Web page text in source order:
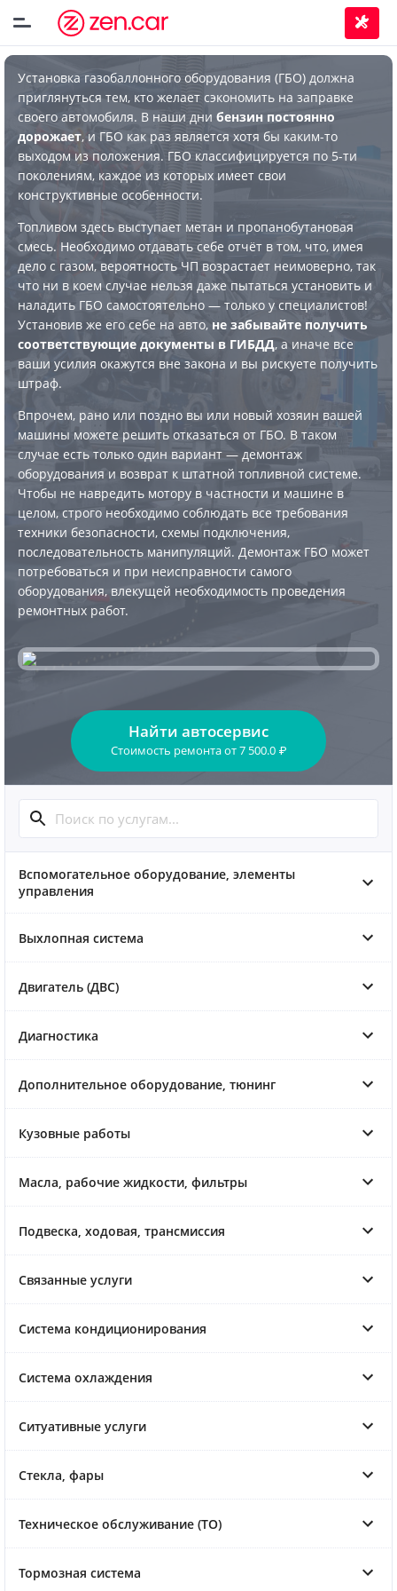
Установка газобаллонного оборудования (ГБО) должна
приглянуться тем, кто желает сэкономить на заправке
своего автомобиля. В наши дни бензин постоянно
дорожает, и ГБО как раз является хотя бы каким-то
выходом из положения. ГБО классифицируется по 5-ти
поколениям, каждое из которых имеет свои
конструктивные особенности.
Топливом здесь выступает метан и пропанобутановая
смесь. Необходимо отдавать себе отчёт в том, что, имея
дело с газом, вероятность ЧП возрастает неимоверно, так
что ни в коем случае нельзя даже пытаться установить и
наладить ГБО самостоятельно — только у специалистов!
Установив же его себе на авто, не забывайте получить
соответствующие документы в ГИБДД, а иначе все
ваши усилия окажутся вне закона и вы рискуете получить
штраф.
Впрочем, рано или поздно вы или новый хозяин вашей
машины можете решить отказаться от ГБО. В таком
случае есть только один вариант — демонтаж
оборудования и возврат к штатной топливной системе.
Чтобы не навредить мотору в частности и машине в
целом, строго необходимо соблюдать все требования
техники безопасности, схемы подключения,
последовательность манипуляций. Демонтаж ГБО может
потребоваться и при неисправности самого
оборудования, влекущей необходимость проведения
ремонтных работ.
Найти автосервис
Стоимость ремонтаот7 500.0 ₽
Вспомогательное оборудование, элементы
управления
Выхлопная система
Двигатель (ДВС)
Диагностика
Дополнительное оборудование, тюнинг
Кузовные работы
Масла, рабочие жидкости, фильтры
Подвеска, ходовая, трансмиссия
Связанные услуги
Система кондиционирования
Система охлаждения
Ситуативные услуги
Стекла, фары
Техническое обслуживание (ТО)
Тормозная система